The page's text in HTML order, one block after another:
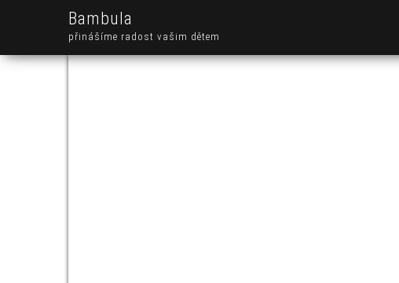
Bambula
přinášíme radost vašim dětem